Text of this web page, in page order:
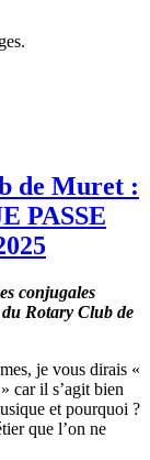
de Muret :
PASSE
conjugales
Rotary Club de
je vous dirais «
car il s’agit bien
et pourquoi ?
que l’on ne